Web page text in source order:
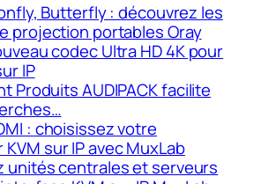
Butterfly : découvrez les
projection portables Oray
codec Ultra HD 4K pour
IP
Produits AUDIPACK facilite
: choisissez votre
sur IP avec MuxLab
unités centrales et serveurs